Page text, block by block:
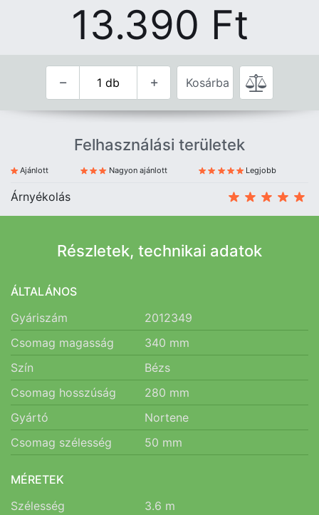
13.390 Ft
Kosárba
Felhasználási területek
Ajánlott Nagyon ajánlott Legjobb
Árnyékolás
Részletek, technikai adatok
ÁLTALÁNOS
Gyáriszám
2012349
Csomag magasság
340 mm
Szín
Bézs
Csomag hosszúság
280 mm
Gyártó
Nortene
Csomag szélesség
50 mm
MÉRETEK
Szélesség
3.6 m